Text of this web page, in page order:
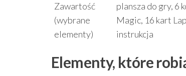
Zawartość
(wybrane
elementy)
plansza do gry, 6
Magic, 16 kart
instrukcja
Elementy, które